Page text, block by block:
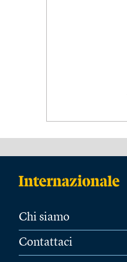
Chi siamo
Contattaci